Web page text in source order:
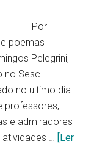
Por
poemas
Pelegrini,
no Sesc-
no ultimo dia
professores,
e admiradores
atividades … [Ler